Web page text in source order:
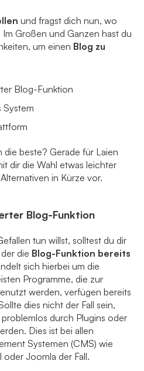
und fragst dich nun, wo
Großen und Ganzen hast du
um einen Blog zu
Blog-Funktion
System
beste? Gerade für Laien
dir die Wahl etwas leichter
in Kürze vor.
Blog-Funktion
tun willst, solltest du dir
die Blog-Funktion bereits
sich hierbei um die
Programme, die zur
werden, verfügen bereits
dies nicht der Fall sein,
durch Plugins oder
Dies ist bei allen
Systemen (CMS) wie
Joomla der Fall.